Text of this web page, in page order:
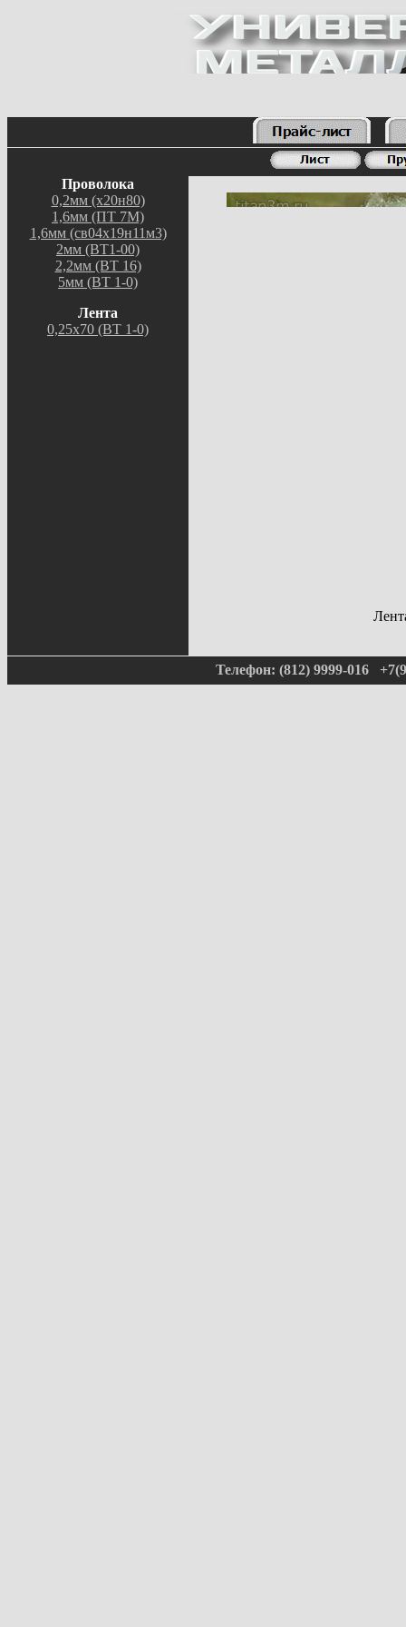
Проволока
0,2мм (х20н80)
1,6мм (ПТ 7М)
1,6мм (св04х19н11м3)
2мм (ВТ1-00)
2,2мм (ВТ 16)
5мм (ВТ 1-0)
Лента
0,25х70 (ВТ 1-0)
Телефон: (812) 9999-016